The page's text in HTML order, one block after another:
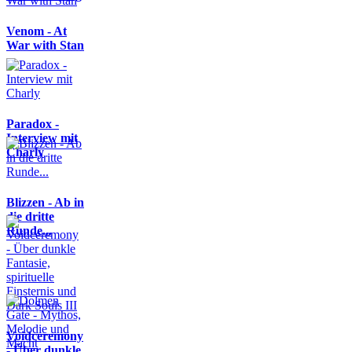
Venom - At
War with Stan
Paradox -
Interview mit
Charly
Blizzen - Ab in
die dritte
Runde...
Voidceremony